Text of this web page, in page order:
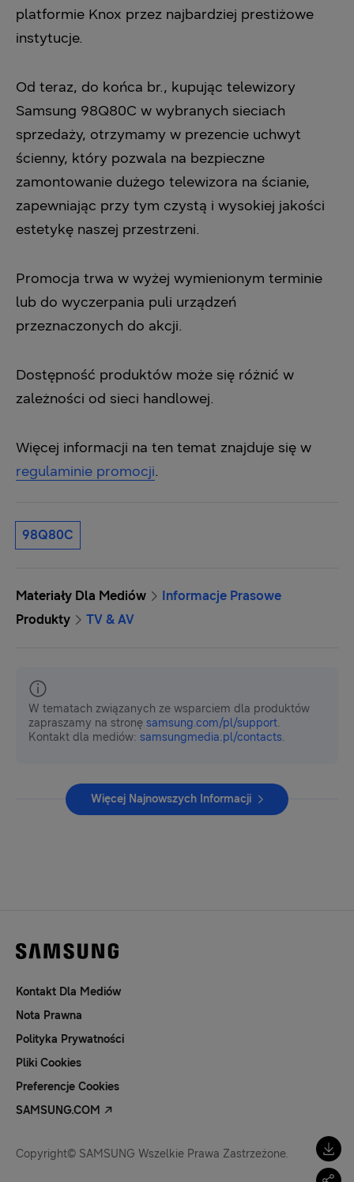
platformie Knox przez najbardziej prestiżowe
instytucje.
Od teraz, do końca br., kupując telewizory
Samsung 98Q80C w wybranych sieciach
sprzedaży, otrzymamy w prezencie uchwyt
ścienny, który pozwala na bezpieczne
zamontowanie dużego telewizora na ścianie,
zapewniając przy tym czystą i wysokiej jakości
estetykę naszej przestrzeni.
Promocja trwa w wyżej wymienionym terminie
lub do wyczerpania puli urządzeń
przeznaczonych do akcji.
Dostępność produktów może się różnić w
zależności od sieci handlowej.
Więcej informacji na ten temat znajduje się w
regulaminie promocji.
98Q80C
Materiały Dla Mediów
Informacje Prasowe
Produkty
TV & AV
W tematach związanych ze wsparciem dla produktów
zapraszamy na stronę samsung.com/pl/support.
Kontakt dla mediów: samsungmedia.pl/contacts.
Więcej Najnowszych Informacji
Kontakt Dla Mediów
Nota Prawna
Polityka Prywatności
Pliki Cookies
Preferencje Cookies
SAMSUNG.COM
Copyright© SAMSUNG Wszelkie Prawa Zastrzeżone.